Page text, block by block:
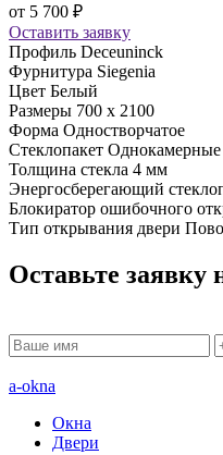
от 5 700 ₽
Оставить заявку
Профиль Deceuninck
Фурнитура Siegenia
Цвет Белый
Размеры 700 x 2100
Форма Одностворчатое
Стеклопакет Однокамерные
Толщина стекла 4 мм
Энергосберегающий
Блокиратор ошибочного
Тип открывания двери
Оставьте заявку
a-okna
Окна
Двери